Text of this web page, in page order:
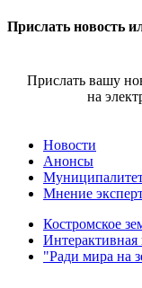
Прислать новость
Прислать вашу
на
Новости
Анонсы
Мнение
Костромское
Интерактивная
"Ради мира на